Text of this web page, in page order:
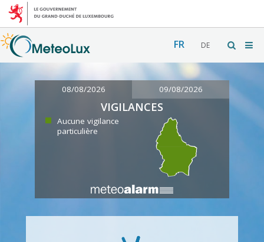
FR DE
08/08/2026 09/08/2026
VIGILANCES
Aucune vigilance
particulière